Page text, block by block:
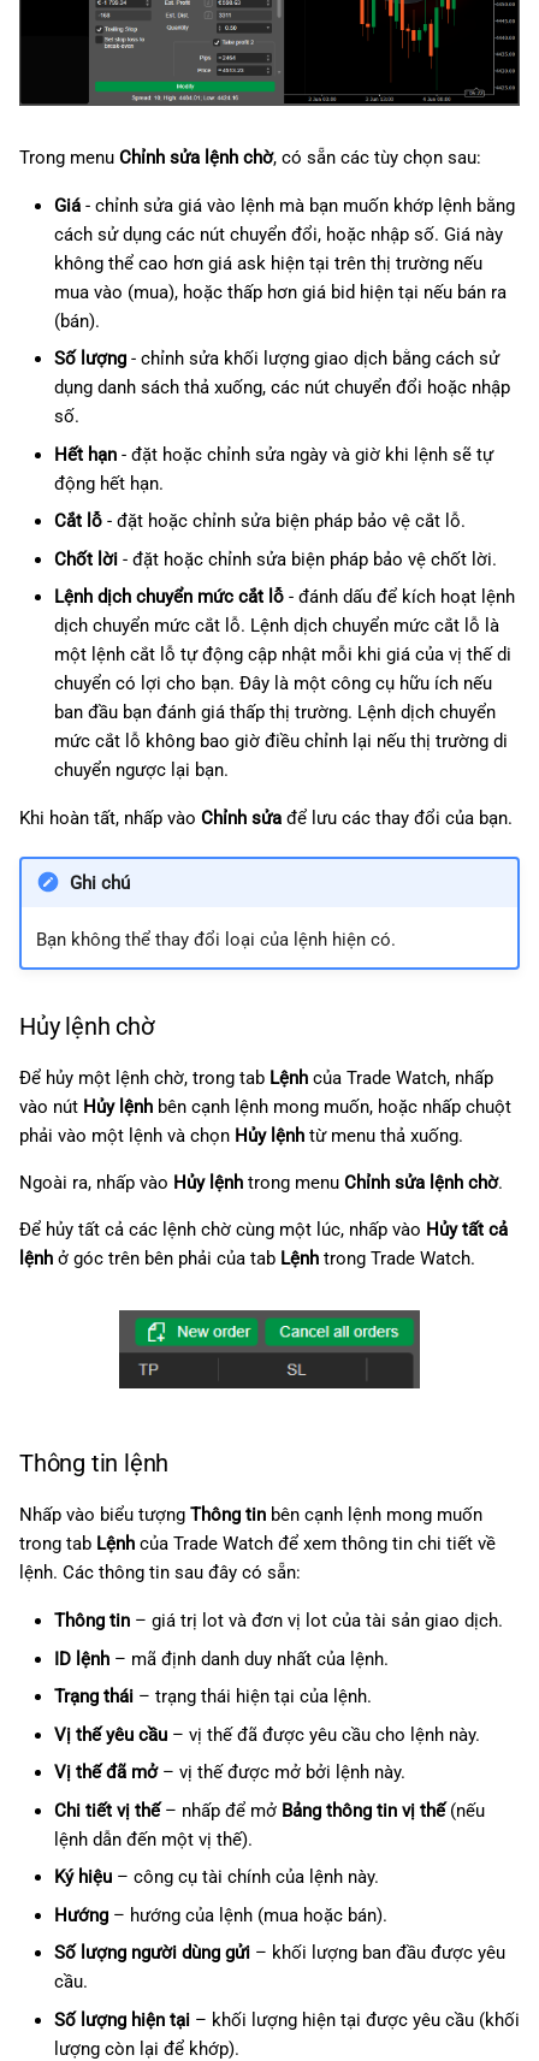
Trong menu Chỉnh sửa lệnh chờ, có sẵn các tùy chọn sau:
Giá- chỉnh sửa giá vào lệnh mà bạn muốn khớp lệnh bằng
cách sử dụng các nút chuyển đổi, hoặc nhập số. Giá này
không thể cao hơn giá ask hiện tại trên thị trường nếu
mua vào (mua), hoặc thấp hơn giá bid hiện tại nếu bán ra
(bán).
Số lượng- chỉnh sửa khối lượng giao dịch bằng cách sử
dụng danh sách thả xuống, các nút chuyển đổi hoặc nhập
số.
Hết hạn- đặt hoặc chỉnh sửa ngày và giờ khi lệnh sẽ tự
động hết hạn.
Cắt lỗ- đặt hoặc chỉnh sửa biện pháp bảo vệ cắt lỗ.
Chốt lời- đặt hoặc chỉnh sửa biện pháp bảo vệ chốt lời.
Lệnh dịch chuyển mức cắt lỗ- đánh dấu để kích hoạt lệnh
dịch chuyển mức cắt lỗ. Lệnh dịch chuyển mức cắt lỗ là
một lệnh cắt lỗ tự động cập nhật mỗi khi giá của vị thế di
chuyển có lợi cho bạn. Đây là một công cụ hữu ích nếu
ban đầu bạn đánh giá thấp thị trường. Lệnh dịch chuyển
mức cắt lỗ không bao giờ điều chỉnh lại nếu thị trường di
chuyển ngược lại bạn.
Khi hoàn tất, nhấp vào Chỉnh sửa để lưu các thay đổi của bạn.
Ghi chú
Bạn không thể thay đổi loại của lệnh hiện có.
Hủy lệnh chờ
Để hủy một lệnh chờ, trong tab Lệnh của Trade Watch, nhấp
vào nút Hủy lệnh bên cạnh lệnh mong muốn, hoặc nhấp chuột
phải vào một lệnh và chọn Hủy lệnh từ menu thả xuống.
Ngoài ra, nhấp vào Hủy lệnh trong menu Chỉnh sửa lệnh chờ.
Để hủy tất cả các lệnh chờ cùng một lúc, nhấp vào Hủy tất cả
lệnh ở góc trên bên phải của tab Lệnh trong Trade Watch.
Thông tin lệnh
Nhấp vào biểu tượng Thông tin bên cạnh lệnh mong muốn
trong tab Lệnh của Trade Watch để xem thông tin chi tiết về
lệnh. Các thông tin sau đây có sẵn:
Thông tin– giá trị lot và đơn vị lot của tài sản giao dịch.
ID lệnh– mã định danh duy nhất của lệnh.
Trạng thái– trạng thái hiện tại của lệnh.
Vị thế yêu cầu– vị thế đã được yêu cầu cho lệnh này.
Vị thế đã mở– vị thế được mở bởi lệnh này.
Chi tiết vị thế– nhấp để mở Bảng thông tin vị thế(nếu
lệnh dẫn đến một vị thế).
Ký hiệu– công cụ tài chính của lệnh này.
Hướng– hướng của lệnh (mua hoặc bán).
Số lượng người dùng gửi– khối lượng ban đầu được yêu
cầu.
Số lượng hiện tại– khối lượng hiện tại được yêu cầu (khối
lượng còn lại để khớp).